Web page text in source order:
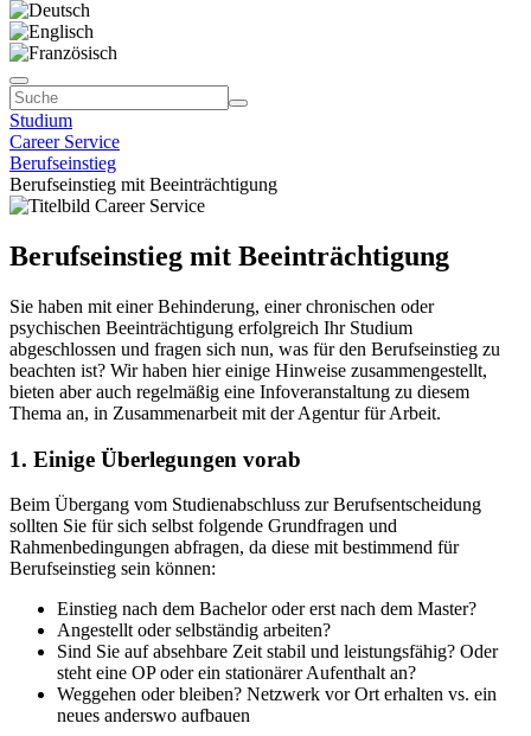
Studium
Career Service
Berufseinstieg
Berufseinstieg mit Beeinträchtigung
Berufseinstieg mit Beeinträchtigung
Sie haben mit einer Behinderung, einer chronischen oder
psychischen Beeinträchtigung erfolgreich Ihr Studium
abgeschlossen und fragen sich nun, was für den Berufseinstieg zu
beachten ist? Wir haben hier einige Hinweise zusammengestellt,
bieten aber auch regelmäßig eine Infoveranstaltung zu diesem
Thema an, in Zusammenarbeit mit der Agentur für Arbeit.
1. Einige Überlegungen vorab
Beim Übergang vom Studienabschluss zur Berufsentscheidung
sollten Sie für sich selbst folgende Grundfragen und
Rahmenbedingungen abfragen, da diese mit bestimmend für
Berufseinstieg sein können:
Einstieg nach dem Bachelor oder erst nach dem Master?
Angestellt oder selbständig arbeiten?
Sind Sie auf absehbare Zeit stabil und leistungsfähig? Oder
steht eine OP oder ein stationärer Aufenthalt an?
Weggehen oder bleiben? Netzwerk vor Ort erhalten vs. ein
neues anderswo aufbauen